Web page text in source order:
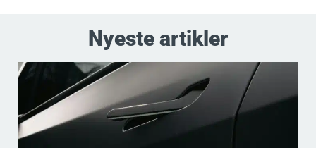
Nyeste artikler